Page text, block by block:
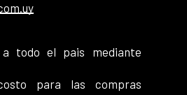
a todo el pais mediante
para las compras